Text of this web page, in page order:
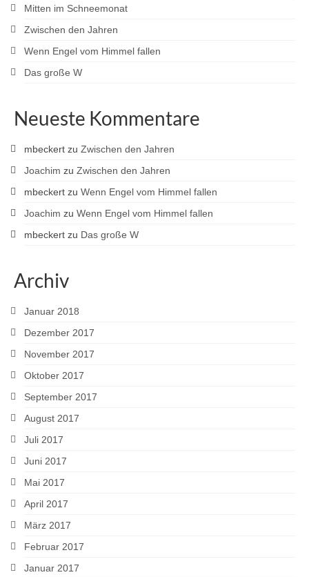
Mitten im Schneemonat
Zwischen den Jahren
Wenn Engel vom Himmel fallen
Das große W
Neueste Kommentare
mbeckert zu Zwischen den Jahren
Joachim zu Zwischen den Jahren
mbeckert zu Wenn Engel vom Himmel fallen
Joachim zu Wenn Engel vom Himmel fallen
mbeckert zu Das große W
Archiv
Januar 2018
Dezember 2017
November 2017
Oktober 2017
September 2017
August 2017
Juli 2017
Juni 2017
Mai 2017
April 2017
März 2017
Februar 2017
Januar 2017